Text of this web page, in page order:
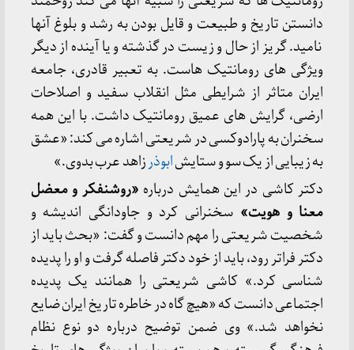
دانستن تاریخ و طبیعت و قایل بودن به رشد و بلوغ آنها
نامید. گریز از حال و زیست در گذشته و یا آینده از دیگر
ویژگی های رومانتیک هاست. به تعبیر قادری، جامعه
ایران متاثر از شرایطی مثل انقلاب سفید و اصلاحات
ارضی، گرایش های عمیق رومانتیک داشت. با این همه
سخنران به پارادوکسی در شریعتی اشاره می کند: «عشق
به زیبایی از یک سو و ستایشابوذرزاهد عرب بدوی.»
دکتر کاشی در این همایش درباره «روشنفکر و معضل
معنا و هویت» سخنرانی کرد و جاودانگی اندیشه و
شخصیت شریعتی را مهم دانست و گفت: «بحث باید از
دکتر فراتر رود، باید از خود دکتر فاصله گرفت و او را پدیده
شناسی کرد.» کاشی شریعتی را همانند یک پدیده
اجتماعی دانست که «هیچ گاه در خاطره تاریخ ایران ضایع
نخواهد شد.» وی ضمن توضیح درباره دو نوع نظام